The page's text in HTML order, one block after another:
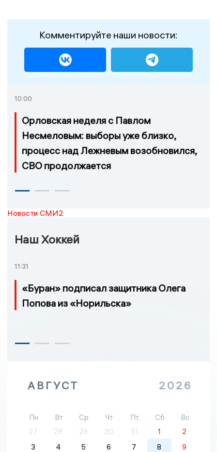
Комментируйте наши новости:
10:00
Орловская неделя с Павлом
Несмеловым: выборы уже близко,
процесс над Лежневым возобновился,
СВО продолжается
Новости СМИ2
Наш Хоккей
11:31
«Буран» подписал защитника Олега
Попова из «Норильска»
АВГУСТ 2026
Пн Вт Ср Чт Пт Сб
Вс
27
28 29 30 31 1
2
3
4 5 6 7 8
9